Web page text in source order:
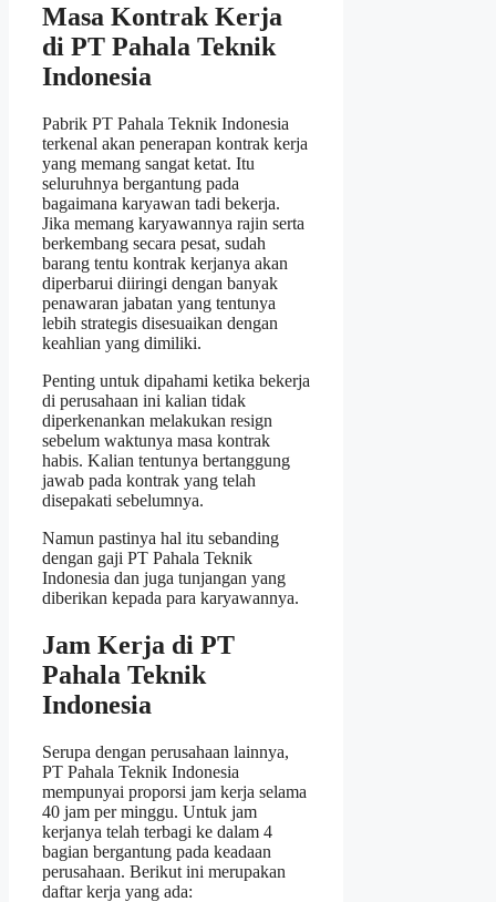
Masa Kontrak Kerja
di PT Pahala Teknik
Indonesia
Pabrik PT Pahala Teknik Indonesia
terkenal akan penerapan kontrak kerja
yang memang sangat ketat. Itu
seluruhnya bergantung pada
bagaimana karyawan tadi bekerja.
Jika memang karyawannya rajin serta
berkembang secara pesat, sudah
barang tentu kontrak kerjanya akan
diperbarui diiringi dengan banyak
penawaran jabatan yang tentunya
lebih strategis disesuaikan dengan
keahlian yang dimiliki.
Penting untuk dipahami ketika bekerja
di perusahaan ini kalian tidak
diperkenankan melakukan resign
sebelum waktunya masa kontrak
habis. Kalian tentunya bertanggung
jawab pada kontrak yang telah
disepakati sebelumnya.
Namun pastinya hal itu sebanding
dengan gaji PT Pahala Teknik
Indonesia dan juga tunjangan yang
diberikan kepada para karyawannya.
Jam Kerja di PT
Pahala Teknik
Indonesia
Serupa dengan perusahaan lainnya,
PT Pahala Teknik Indonesia
mempunyai proporsi jam kerja selama
40 jam per minggu. Untuk jam
kerjanya telah terbagi ke dalam 4
bagian bergantung pada keadaan
perusahaan. Berikut ini merupakan
daftar kerja yang ada: